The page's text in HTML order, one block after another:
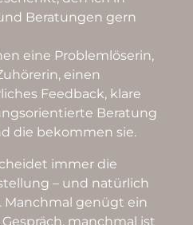
Beratungen gern
eine Problemlöserin,
einen
Feedback, klare
Beratung
die bekommen sie.
immer die
– und natürlich
Manchmal genügt ein
manchmal ist